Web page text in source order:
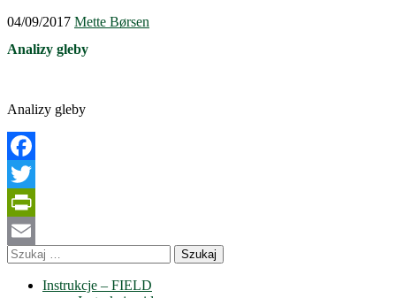
04/09/2017 Mette Børsen
Analizy gleby
Analizy gleby
Facebook
Twitter
PrintFriendly
Email
Szukaj:
Instrukcje – FIELD